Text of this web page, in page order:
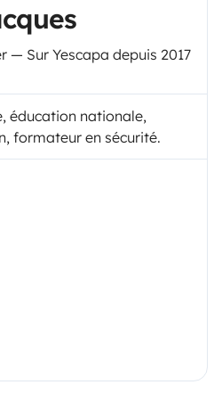
— Sur Yescapa depuis 2017
éducation nationale,
formateur en sécurité.